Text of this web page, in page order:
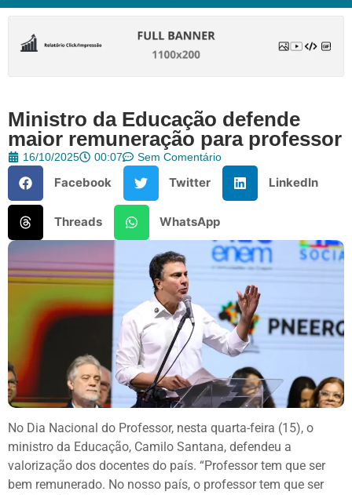
Ministro da Educação defende
maior remuneração para professor
16/10/2025 00:07 Sem Comentário
Facebook Twitter LinkedIn
Threads WhatsApp
No Dia Nacional do Professor, nesta quarta-feira (15), o
ministro da Educação, Camilo Santana, defendeu a
valorização dos docentes do país. “Professor tem que ser
bem remunerado. No nosso país, o professor tem que ser